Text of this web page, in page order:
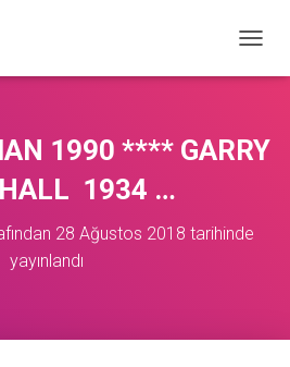
E
Y
Ü
K
1990 **** GARRY
1934 …
28 Ağustos 2018 tarihinde
yayınlandı